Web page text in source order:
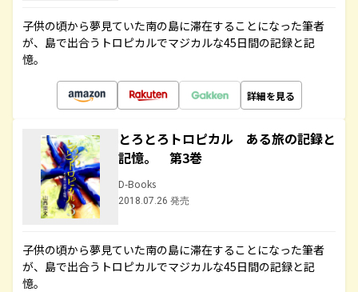
子供の頃から夢見ていた南の島に滞在することになった筆者
が、島で出合うトロピカルでマジカルな45日間の記録と記
憶。
詳細を見る
とろとろトロピカル ある旅の記録と
記憶。 第3巻
D-Books
2018.07.26 発売
子供の頃から夢見ていた南の島に滞在することになった筆者
が、島で出合うトロピカルでマジカルな45日間の記録と記
憶。